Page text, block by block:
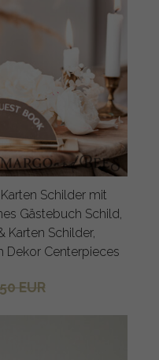
Schilder mit
Gästebuch Schild,
Karten Schilder,
Dekor Centerpieces
EUR